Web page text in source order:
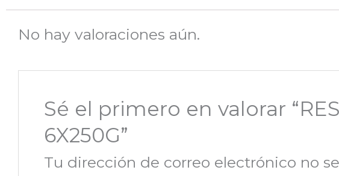
No hay valoraciones aún.
Sé el primero en valorar
6X250G”
Tu dirección de correo electrónico no